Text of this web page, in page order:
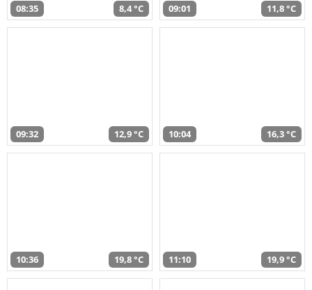
08:35 8,4 °C 09:01 11,8 °C
09:32 12,9 °C 10:04 16,3 °C
10:36 19,8 °C 11:10 19,9 °C